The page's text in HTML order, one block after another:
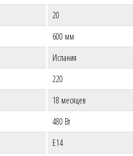
20
600 мм
Испания
220
18 месяцев
480 Вт
E14